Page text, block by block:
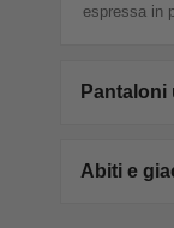
espressa in
Pantaloni
Abiti e